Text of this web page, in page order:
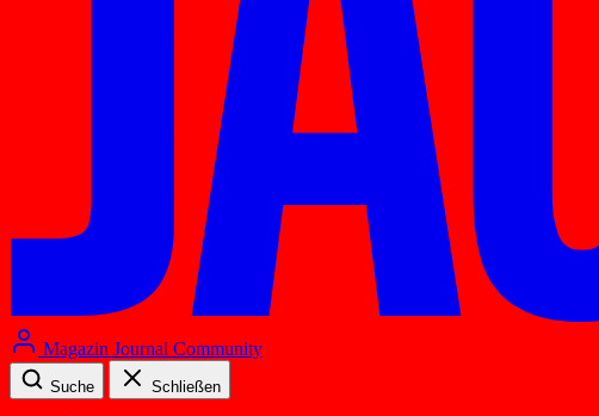
Magazin Journal Community
Suche Schließen